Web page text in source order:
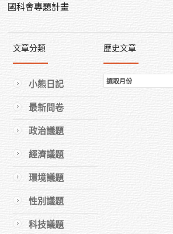
國科會專題計畫
文章分類
小熊日記
最新問卷
政治議題
經濟議題
環境議題
性別議題
科技議題
歷史文章
歷